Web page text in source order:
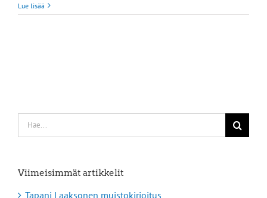
Lue lisää
Etsi
...
Viimeisimmät artikkelit
Tapani Laaksonen muistokirjoitus